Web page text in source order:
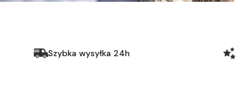
Szybka wysyłka 24h